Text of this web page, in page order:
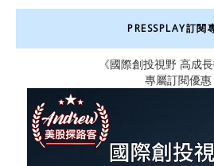
PRESSPLAY訂閱
《國際創投視野 高成長
專屬訂閱優惠